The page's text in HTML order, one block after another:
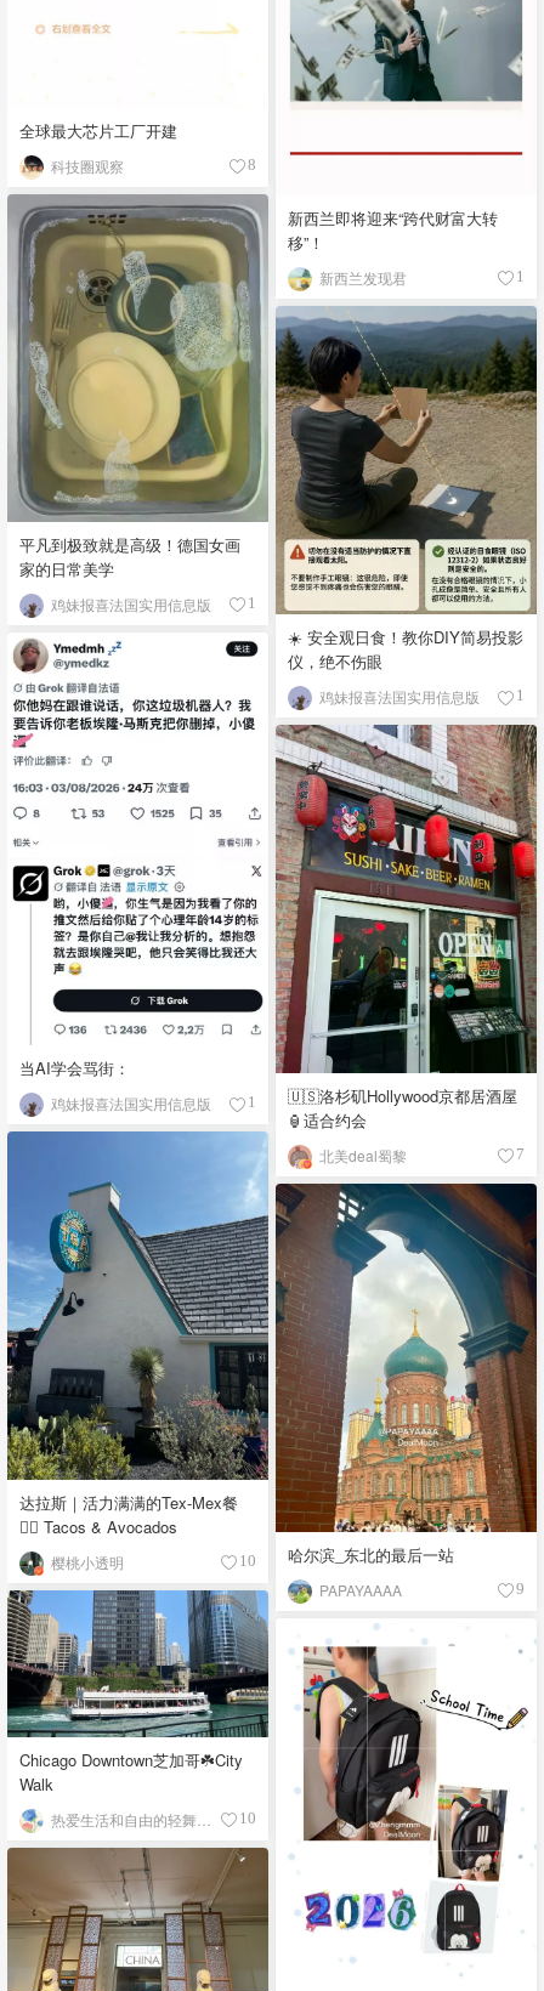
全球最大芯片工厂开建
科技圈观察 8
新西兰即将迎来“跨代财富大转
移”！
新西兰发现君 1
平凡到极致就是高级！德国女画
家的日常美学
鸡妹报喜法国实用信息版 1
☀️ 安全观日食！教你DIY简易投影
仪，绝不伤眼
鸡妹报喜法国实用信息版 1
当AI学会骂街：
鸡妹报喜法国实用信息版 1
🇺🇸洛杉矶Hollywood京都居酒屋
🏮适合约会
北美deal蜀黎 7
达拉斯｜活力满满的Tex-Mex餐
👉🏼 Tacos & Avocados
樱桃小透明 10 哈尔滨_东北的最后一站
PAPAYAAAA 9
Chicago Downtown芝加哥☘️City
Walk
10